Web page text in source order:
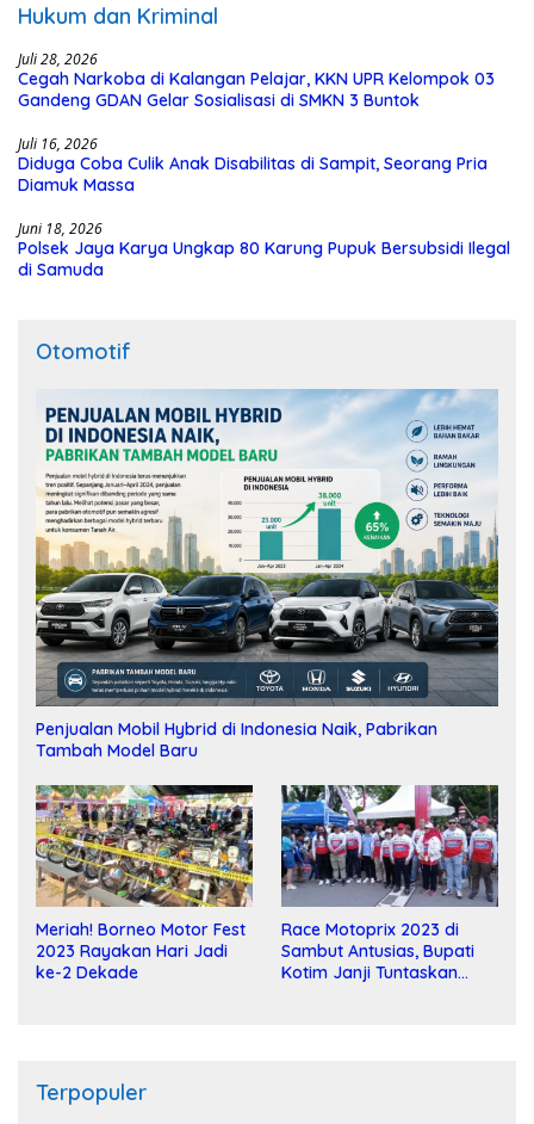
Hukum dan Kriminal
Juli 28, 2026
Cegah Narkoba di Kalangan Pelajar, KKN UPR Kelompok 03
Gandeng GDAN Gelar Sosialisasi di SMKN 3 Buntok
Juli 16, 2026
Diduga Coba Culik Anak Disabilitas di Sampit, Seorang Pria
Diamuk Massa
Juni 18, 2026
Polsek Jaya Karya Ungkap 80 Karung Pupuk Bersubsidi Ilegal
di Samuda
Otomotif
Penjualan Mobil Hybrid di Indonesia Naik, Pabrikan
Tambah Model Baru
Meriah! Borneo Motor Fest
2023 Rayakan Hari Jadi
ke-2 Dekade
Race Motoprix 2023 di
Sambut Antusias, Bupati
Kotim Janji Tuntaskan
Terpopuler